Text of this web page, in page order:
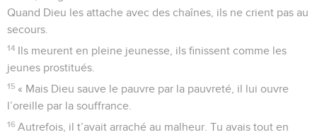
Quand Dieu les attache avec des chaînes, ils ne crient pas au
secours.
14 Ils meurent en pleine jeunesse, ils finissent comme les
jeunes prostitués.
15 « Mais Dieu sauve le pauvre par la pauvreté, il lui ouvre
l’oreille par la souffrance.
16 Autrefois, il t’avait arraché au malheur. Tu avais tout en